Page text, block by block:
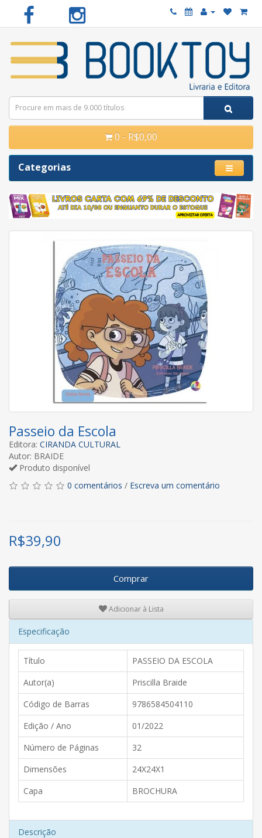
0 - R$0,00
Categorias
Passeio da Escola
Editora: CIRANDA CULTURAL
Autor: BRAIDE
Produto disponível
0 comentários / Escreva um comentário
R$39,90
Comprar
Adicionar à Lista
Especificação
Título
PASSEIO DA ESCOLA
Autor(a)
Priscilla Braide
Código de Barras
9786584504110
Edição / Ano
01/2022
Número de Páginas
32
Dimensões
24X24X1
Capa
BROCHURA
Descrição